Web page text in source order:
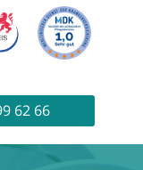
62 66
»